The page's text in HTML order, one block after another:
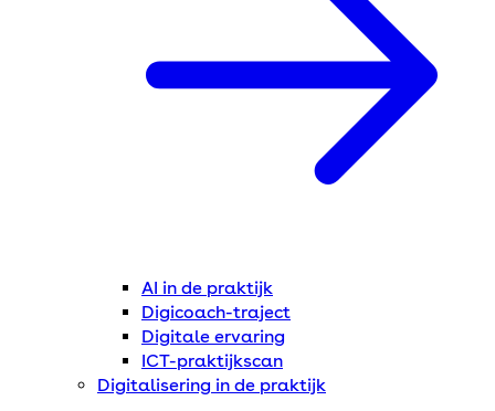
AI in de praktijk
Digicoach-traject
Digitale ervaring
ICT-praktijkscan
Digitalisering in de praktijk